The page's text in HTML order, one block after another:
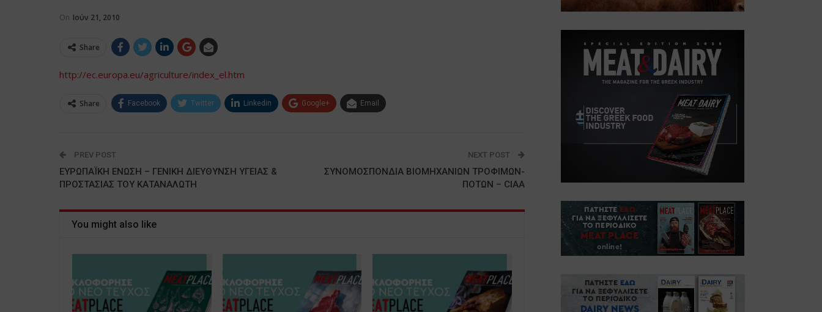
On Ιούν 21, 2010
Share
http://ec.europa.eu/agriculture/index_el.htm
Share Facebook Twitter Linkedin Google+ Email
PREV POST
ΕΥΡΩΠΑΪΚΗ ΕΝΩΣΗ – ΓΕΝΙΚΗ ΔΙΕΥΘΥΝΣΗ ΥΓΕΙΑΣ &
ΠΡΟΣΤΑΣΙΑΣ ΤΟΥ ΚΑΤΑΝΑΛΩΤΗ
NEXT POST
ΣΥΝΟΜΟΣΠΟΝΔΙΑ ΒΙΟΜΗΧΑΝΙΩΝ ΤΡΟΦΙΜΩΝ-
ΠΟΤΩΝ – CIAA
You might also like